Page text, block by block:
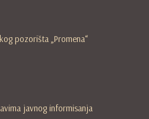
pozorišta „Promena“
javnog informisanja